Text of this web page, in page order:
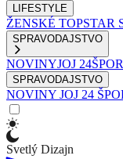
LIFESTYLE
ŽENSKÉ TOPSTAR
SPRAVODAJSTVO
NOVINYJOJ 24
SPRAVODAJSTVO
NOVINY JOJ 24
Svetlý Dizajn